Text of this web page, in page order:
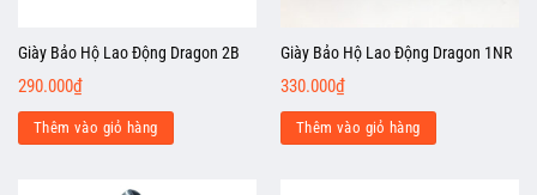
Giày Bảo Hộ Lao Động Dragon 2B
290.000₫
Thêm vào giỏ hàng
Giày Bảo Hộ Lao Động Dragon 1NR
330.000₫
Thêm vào giỏ hàng